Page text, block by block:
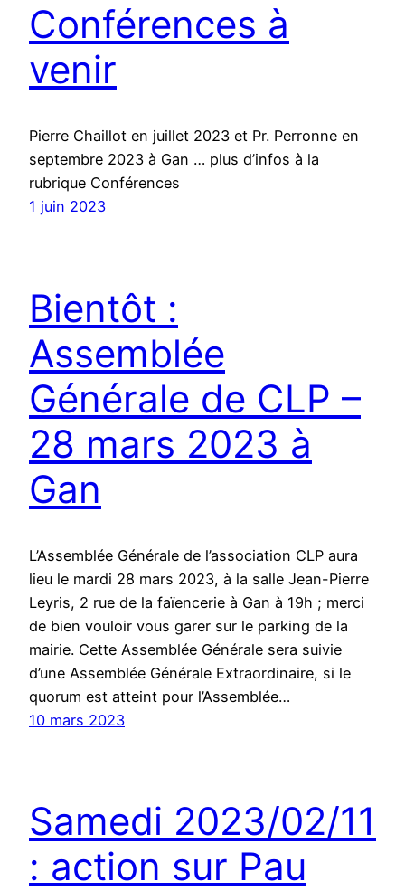
Conférences à
venir
Pierre Chaillot en juillet 2023 et Pr. Perronne en
septembre 2023 à Gan … plus d’infos à la
rubrique Conférences
1 juin 2023
Bientôt :
Assemblée
Générale de CLP –
28 mars 2023 à
Gan
L’Assemblée Générale de l’association CLP aura
lieu le mardi 28 mars 2023, à la salle Jean-Pierre
Leyris, 2 rue de la faïencerie à Gan à 19h ; merci
de bien vouloir vous garer sur le parking de la
mairie. Cette Assemblée Générale sera suivie
d’une Assemblée Générale Extraordinaire, si le
quorum est atteint pour l’Assemblée…
10 mars 2023
Samedi 2023/02/11
: action sur Pau